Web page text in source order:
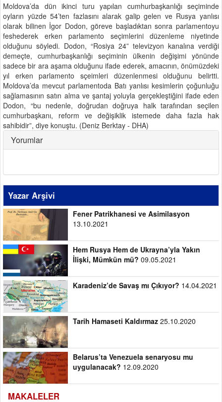
Moldova’da dün ikinci turu yapılan cumhurbaşkanlığı seçiminde
oyların yüzde 54’ten fazlasını alarak galip gelen ve Rusya yanlısı
olarak bilinen İgor Dodon, göreve başladıktan sonra parlamentoyu
feshederek erken parlamento seçimlerini düzenleme niyetinde
olduğunu söyledi. Dodon, “Rosiya 24” televizyon kanalına verdiği
demeçte, cumhurbaşkanlığı seçiminin ülkenin değişimi yönünde
sadece bir ara aşama olduğunu ifade ederek, amacının, önümüzdeki
yıl erken parlamento sçeimleri düzenlenmesi olduğunu belirtti.
Moldova’da mevcut parlamentoda Batı yanlısı kesimlerin çoğunluğu
sağlamasının satın alma ve şantaj yoluyla gerçekleştiğini ifade eden
Dodon, “bu nedenle, doğrudan doğruya halk tarafından seçilen
cumhurbaşkanı, reform ve değişiklik istemede daha fazla hak
sahibidir”, diye konuştu. (Deniz Berktay - DHA)
Yorumlar
Yazar Arşivi
Fener Patrikhanesi ve Asimilasyon
13.10.2021
Hem Rusya Hem de Ukrayna’yla Yakın
İlişki, Mümkün mü? 09.05.2021
Karadeniz’de Savaş mı Çıkıyor? 14.04.2021
Tarih Hamaseti Kaldırmaz25.10.2020
Belarus’ta Venezuela senaryosu mu
uygulanacak? 12.09.2020
MAKALELER